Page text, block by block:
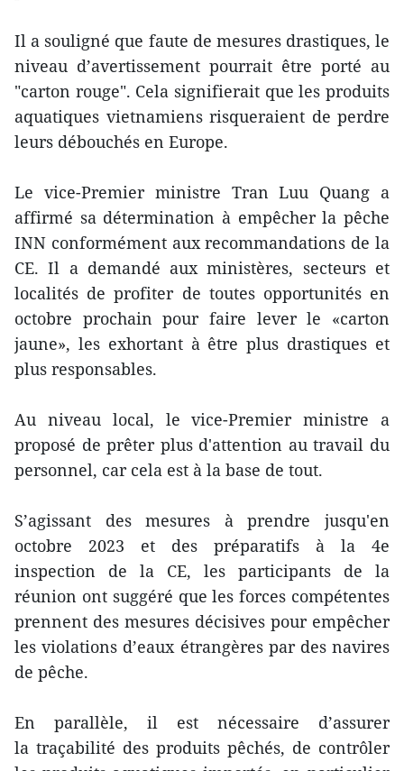
Il a souligné que faute de mesures drastiques, le
niveau d’avertissement pourrait être porté au
"carton rouge". Cela signifierait que les produits
aquatiques vietnamiens risqueraient de perdre
leurs débouchés en Europe.
Le vice-Premier ministre Tran Luu Quang a
affirmé sa détermination à empêcher la pêche
INN conformément aux recommandations de la
CE. Il a demandé aux ministères, secteurs et
localités de profiter de toutes opportunités en
octobre prochain pour faire lever le «carton
jaune», les exhortant à être plus drastiques et
plus responsables.
Au niveau local, le vice-Premier ministre a
proposé de prêter plus d'attention au travail du
personnel, car cela est à la base de tout.
S’agissant des mesures à prendre jusqu'en
octobre 2023 et des préparatifs à la 4e
inspection de la CE, les participants de la
réunion ont suggéré que les forces compétentes
prennent des mesures décisives pour empêcher
les violations d’eaux étrangères par des navires
de pêche.
En parallèle, il est nécessaire d’assurer
la traçabilité des produits pêchés, de contrôler